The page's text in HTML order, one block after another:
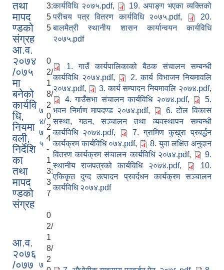
तथा
मापद
ण्डको
संग्रह
3:
5
5
कार्यविधि २०७५.pdf,
19. अपाङ्ग भएका व्यक्तिको
परीचय पत्र वितरण कार्यविधि २०७५.pdf,
20.
बालमैत्री स्थानीय शासन कार्यान्वयन कार्यविधि
२०७५.pdf
आ.व.
२०७४
/०७५
मा
बनेको
कार्यवि
धि,
नियमा
वली,
निर्देशि
का
तथा
मापद
ण्डको
संग्रह
७
४/
७
५
0
2/
1
8/
2
0
2
4
-
1
3:
3
7
1. गाउँ कार्यपालिकाको बैठक संचालन सम्बन्धी
कार्यविधि २०७४.pdf,
2. कार्य विभाजन नियमावलि
२०७४.pdf, 3. कार्य सम्पादन नियमावलि २०७४.pdf,
4. गाउँसभा संचालन कार्यविधि २०७४.pdf,
5.
भवन निर्माण मापदण्ड २०७४.pdf,
6. टोल विकास
स‌स्था, गठन, सञ्चालन तथा व्यवस्थापन सम्बन्धी
कार्यविधि २०७४.pdf,
7. ग्रामिण कुखुरा प्रबर्द्धन
कार्यक्रम कार्यविधि ०७४.pdf,
8. युवा लक्षित अनुदान
वितरण कार्यक्रम संचालन कार्यविधि २०७४.pdf,
9.
स्थानीय राजपत्रको कार्यविधि २०७४.pdf,
10.
एकिकृत दुग्द उत्पादन प्रवर्दधन कार्यक्रम सञ्चालन
कार्यविधि २०७४.pdf
आ.व.
२०७६
/०७७
७
0
2/
1
8/
2